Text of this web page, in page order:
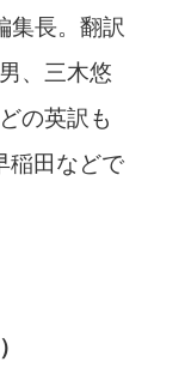
長。翻訳
、三木悠
の英訳も
稲田などで